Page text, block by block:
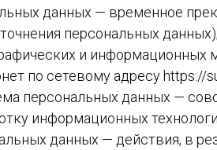
ВЯЗАНЫЕ
ЖИЛЕТЫ ДУТЫЙ
КАРДИГАНЫ
КУРТКА
ДЖИНСОВАЯ
данных — временное
персональных данных);
и
по сетевому адресу https://
персональных данных —
информационных
данных — действия, в